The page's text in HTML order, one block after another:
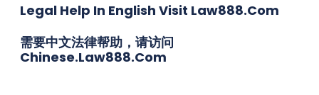
Legal Help In English Visit Law888.com
需要中文法律帮助，请访问
Chinese.law888.com